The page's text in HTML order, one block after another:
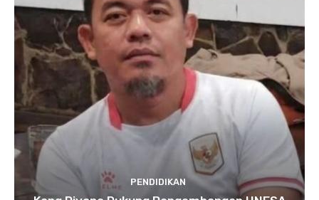
PENDIDIKAN